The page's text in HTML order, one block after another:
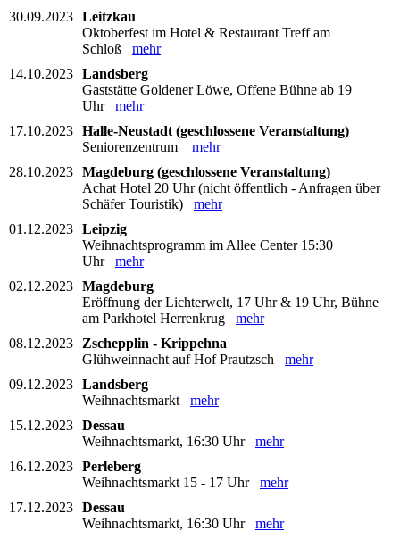
30.09.2023 Leitzkau
Oktoberfest im Hotel & Restaurant Treff am
Schloß mehr
14.10.2023 Landsberg
Gaststätte Goldener Löwe, Offene Bühne ab 19
Uhr mehr
17.10.2023 Halle-Neustadt (geschlossene Veranstaltung)
Seniorenzentrum mehr
28.10.2023 Magdeburg (geschlossene Veranstaltung)
Achat Hotel 20 Uhr (nicht öffentlich - Anfragen über
Schäfer Touristik) mehr
01.12.2023 Leipzig
Weihnachtsprogramm im Allee Center 15:30
Uhr mehr
02.12.2023 Magdeburg
Eröffnung der Lichterwelt, 17 Uhr & 19 Uhr, Bühne
am Parkhotel Herrenkrug mehr
08.12.2023
Zschepplin - Krippehna
Glühweinnacht auf Hof Prautzsch mehr
09.12.2023 Landsberg
Weihnachtsmarkt mehr
15.12.2023 Dessau
Weihnachtsmarkt, 16:30 Uhr mehr
16.12.2023 Perleberg
Weihnachtsmarkt 15 - 17 Uhr mehr
17.12.2023 Dessau
Weihnachtsmarkt, 16:30 Uhr mehr